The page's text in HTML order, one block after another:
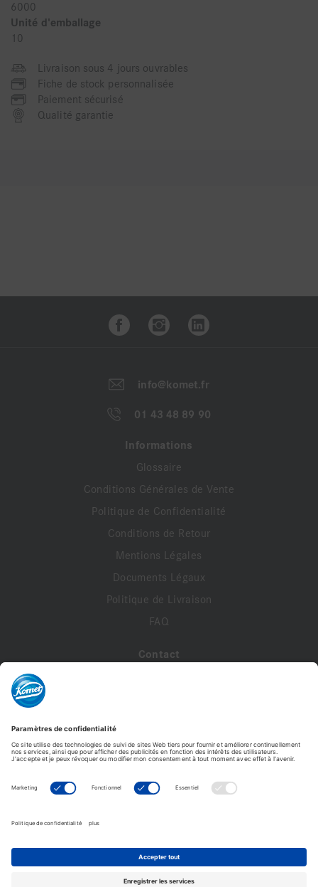
6000
Unité d'emballage
10
Livraison sous 4 jours ouvrables
Fiche de stock personnalisée
Paiement sécurisé
Qualité garantie
Ajouter au panier
info@komet.fr
01 43 48 89 90
Informations
Glossaire
Conditions Générales de Vente
Politique de Confidentialité
Conditions de Retour
Mentions Légales
Documents Légaux
Politique de Livraison
FAQ
Contact
Profil de compte
Commandes
Komet France - Copyright © 2026 - Tous droits réservés -
Reproduction interdite. © Photos non contractuelles.